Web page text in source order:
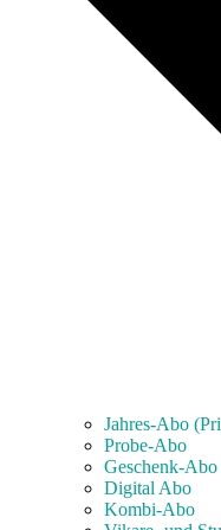
Jahres-Abo
Probe-Abo
Geschenk-Abo
Digital Abo
Kombi-Abo